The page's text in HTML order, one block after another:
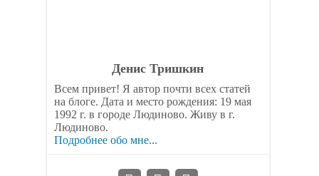
Денис Тришкин
Всем привет! Я автор почти всех статей
на блоге. Дата и место рождения: 19 мая
1992 г. в городе Людиново. Живу в г.
Людиново.
Подробнее обо мне...